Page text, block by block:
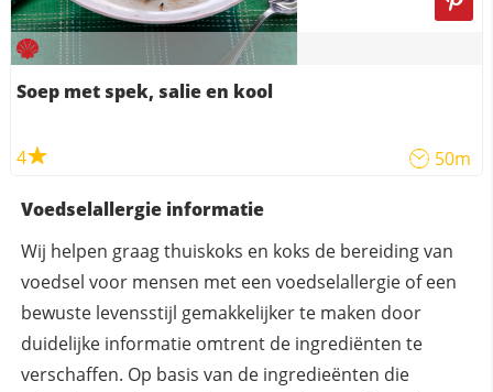
Soep met spek, salie en kool
4 50m
Voedselallergie informatie
Wij helpen graag thuiskoks en koks de bereiding van
voedsel voor mensen met een voedselallergie of een
bewuste levensstijl gemakkelijker te maken door
duidelijke informatie omtrent de ingrediënten te
verschaffen. Op basis van de ingredieënten die